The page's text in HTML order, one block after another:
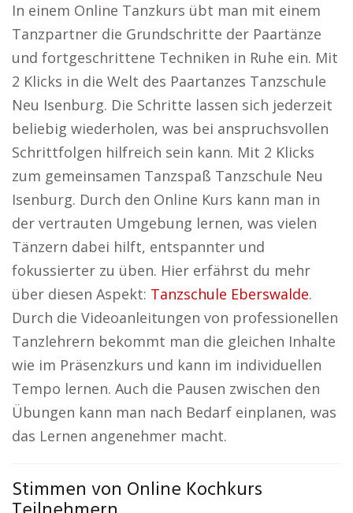
In einem Online Tanzkurs übt man mit einem
Tanzpartner die Grundschritte der Paartänze
und fortgeschrittene Techniken in Ruhe ein. Mit
2 Klicks in die Welt des Paartanzes Tanzschule
Neu Isenburg. Die Schritte lassen sich jederzeit
beliebig wiederholen, was bei anspruchsvollen
Schrittfolgen hilfreich sein kann. Mit 2 Klicks
zum gemeinsamen Tanzspaß Tanzschule Neu
Isenburg. Durch den Online Kurs kann man in
der vertrauten Umgebung lernen, was vielen
Tänzern dabei hilft, entspannter und
fokussierter zu üben. Hier erfährst du mehr
über diesen Aspekt: Tanzschule Eberswalde.
Durch die Videoanleitungen von professionellen
Tanzlehrern bekommt man die gleichen Inhalte
wie im Präsenzkurs und kann im individuellen
Tempo lernen. Auch die Pausen zwischen den
Übungen kann man nach Bedarf einplanen, was
das Lernen angenehmer macht.
Stimmen von Online Kochkurs